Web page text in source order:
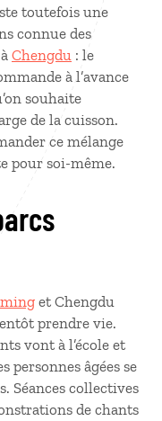
toutefois une
connue des
Chengdu : le
à l’avance
souhaite
de la cuisson.
ce mélange
pour soi-même.
et Chengdu
prendre vie.
vont à l’école et
personnes âgées se
Séances collectives
de chants